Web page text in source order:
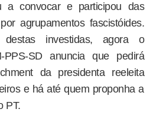
a convocar e participou das
agrupamentos fascistóides.
investidas, agora o
PPS-SD anuncia que pedirá
da presidenta reeleita
e há até quem proponha a
PT.